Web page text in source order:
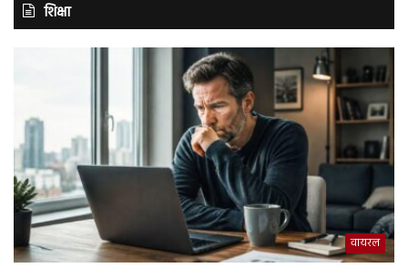
शिक्षा
वायरल